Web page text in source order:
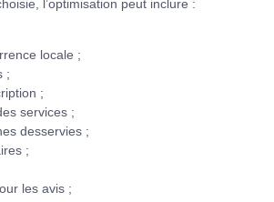
l’optimisation peut inclure :
locale ;
;
;
services ;
desservies ;
;
les avis ;